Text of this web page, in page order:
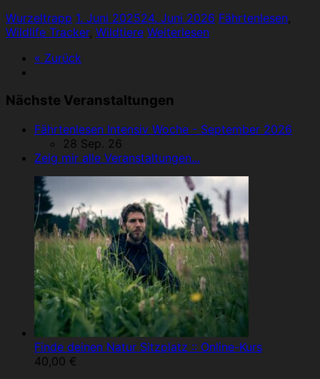
Wurzeltrapp 1. Juni 202524. Juni 2026 Fährtenlesen
Wildlife Tracker, Wildtiere Weiterlesen
« Zurück
Nächste Veranstaltungen
Fährtenlesen Intensiv Woche - September 2026
28 Sep. 26
Zeig mir alle Veranstaltungen...
Finde deinen Natur Sitzplatz :: Online-Kurs
40,00 €